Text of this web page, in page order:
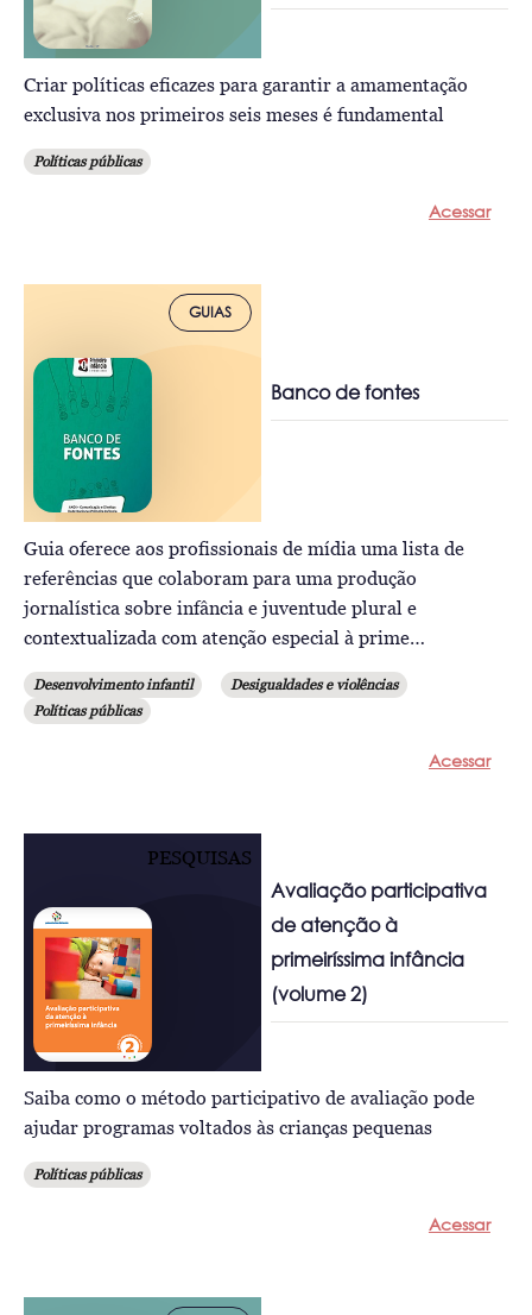
Criar políticas eficazes para garantir a amamentação
exclusiva nos primeiros seis meses é fundamental
Políticas públicas
Acessar
GUIAS
Banco de fontes
Guia oferece aos profissionais de mídia uma lista de
referências que colaboram para uma produção
jornalística sobre infância e juventude plural e
contextualizada com atenção especial à prime…
Desenvolvimento infantil
Desigualdades e violências
Políticas públicas
Acessar
PESQUISAS
Avaliação participativa
de atenção à
primeiríssima infância
(volume 2)
Saiba como o método participativo de avaliação pode
ajudar programas voltados às crianças pequenas
Políticas públicas
Acessar